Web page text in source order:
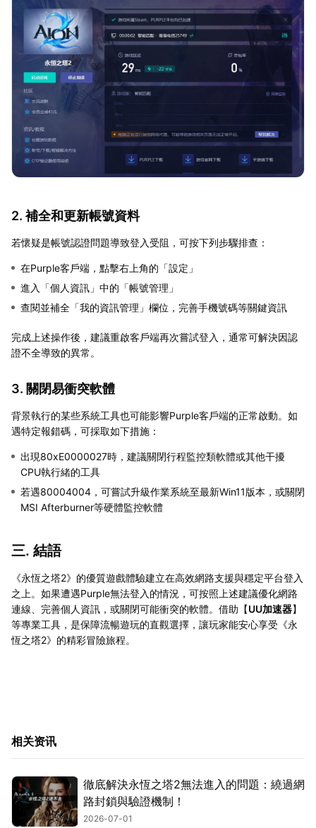
2. 補全和更新帳號資料
若懷疑是帳號認證問題導致登入受阻，可按下列步驟排查：
在Purple客戶端，點擊右上角的「設定」
進入「個人資訊」中的「帳號管理」
查閱並補全「我的資訊管理」欄位，完善手機號碼等關鍵資訊
完成上述操作後，建議重啟客戶端再次嘗試登入，通常可解決因認
證不全導致的異常。
3. 關閉易衝突軟體
背景執行的某些系統工具也可能影響Purple客戶端的正常啟動。如
遇特定報錯碼，可採取如下措施：
出現80xE0000027時，建議關閉行程監控類軟體或其他干擾
CPU執行緒的工具
若遇80004004，可嘗試升級作業系統至最新Win11版本，或關閉
MSI Afterburner等硬體監控軟體
三. 結語
《永恆之塔2》的優質遊戲體驗建立在高效網路支援與穩定平台登入
之上。如果遭遇Purple無法登入的情況，可按照上述建議優化網路
連線、完善個人資訊，或關閉可能衝突的軟體。借助【UU加速器】
等專業工具，是保障流暢遊玩的直觀選擇，讓玩家能安心享受《永
恆之塔2》的精彩冒險旅程。
相关资讯
徹底解決永恆之塔2無法進入的問題：繞過網
路封鎖與驗證機制！
2026-07-01